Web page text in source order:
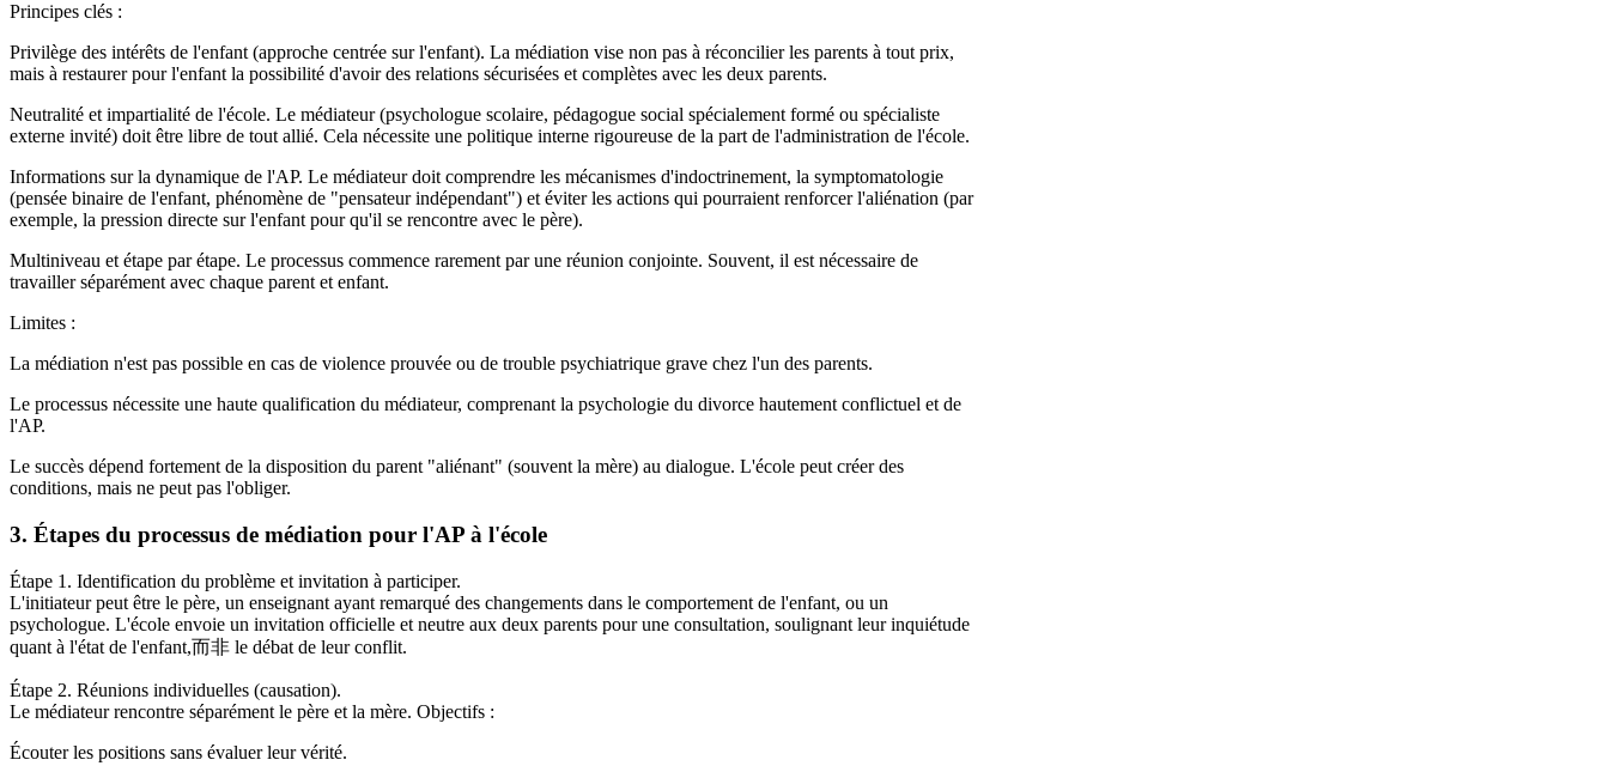
Principes clés :
Privilège des intérêts de l'enfant (approche centrée sur l'enfant). La médiation vise non pas à réconcilier les parents à tout prix,
mais à restaurer pour l'enfant la possibilité d'avoir des relations sécurisées et complètes avec les deux parents.
Neutralité et impartialité de l'école. Le médiateur (psychologue scolaire, pédagogue social spécialement formé ou spécialiste
externe invité) doit être libre de tout allié. Cela nécessite une politique interne rigoureuse de la part de l'administration de l'école.
Informations sur la dynamique de l'AP. Le médiateur doit comprendre les mécanismes d'indoctrinement, la symptomatologie
(pensée binaire de l'enfant, phénomène de "pensateur indépendant") et éviter les actions qui pourraient renforcer l'aliénation (par
exemple, la pression directe sur l'enfant pour qu'il se rencontre avec le père).
Multiniveau et étape par étape. Le processus commence rarement par une réunion conjointe. Souvent, il est nécessaire de
travailler séparément avec chaque parent et enfant.
Limites :
La médiation n'est pas possible en cas de violence prouvée ou de trouble psychiatrique grave chez l'un des parents.
Le processus nécessite une haute qualification du médiateur, comprenant la psychologie du divorce hautement conflictuel et de
l'AP.
Le succès dépend fortement de la disposition du parent "aliénant" (souvent la mère) au dialogue. L'école peut créer des
conditions, mais ne peut pas l'obliger.
3. Étapes du processus de médiation pour l'AP à l'école
Étape 1. Identification du problème et invitation à participer.
L'initiateur peut être le père, un enseignant ayant remarqué des changements dans le comportement de l'enfant, ou un
psychologue. L'école envoie un invitation officielle et neutre aux deux parents pour une consultation, soulignant leur inquiétude
quant à l'état de l'enfant,而非 le débat de leur conflit.
Étape 2. Réunions individuelles (causation).
Le médiateur rencontre séparément le père et la mère. Objectifs :
Écouter les positions sans évaluer leur vérité.